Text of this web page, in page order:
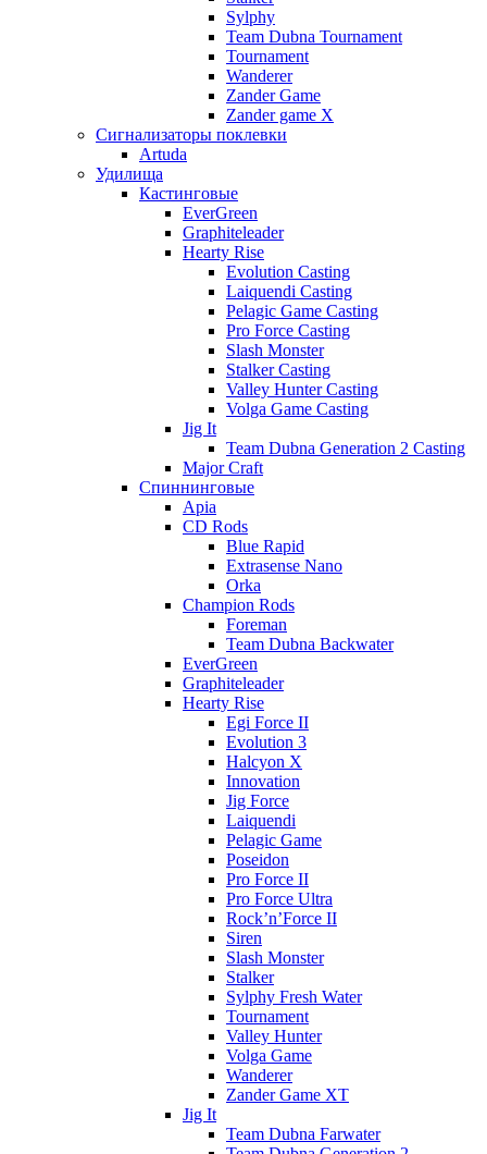
Sylphy
Team Dubna Tournament
Tournament
Wanderer
Zander Game
Zander game X
Сигнализаторы поклевки
Artuda
Удилища
Кастинговые
EverGreen
Graphiteleader
Hearty Rise
Evolution Casting
Laiquendi Casting
Pelagic Game Casting
Pro Force Casting
Slash Monster
Stalker Casting
Valley Hunter Casting
Volga Game Casting
Jig It
Team Dubna Generation 2 Casting
Major Craft
Спиннинговые
Apia
CD Rods
Blue Rapid
Extrasense Nano
Orka
Champion Rods
Foreman
Team Dubna Backwater
EverGreen
Graphiteleader
Hearty Rise
Egi Force II
Evolution 3
Halcyon X
Innovation
Jig Force
Laiquendi
Pelagic Game
Poseidon
Pro Force II
Pro Force Ultra
Rock’n’Force II
Siren
Slash Monster
Stalker
Sylphy Fresh Water
Tournament
Valley Hunter
Volga Game
Wanderer
Zander Game XT
Jig It
Team Dubna Farwater